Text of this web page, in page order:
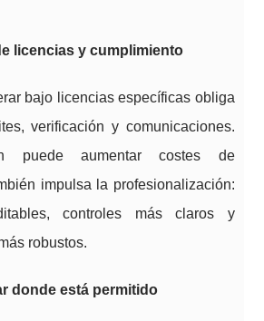
licencias y cumplimiento
bajo licencias específicas obliga
verificación y comunicaciones.
puede aumentar costes de
impulsa la profesionalización:
controles más claros y
robustos.
donde está permitido